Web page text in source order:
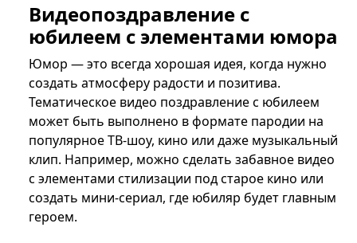
Видеопоздравление с
юбилеем с элементами юмора
Юмор — это всегда хорошая идея, когда нужно
создать атмосферу радости и позитива.
Тематическое видео поздравление с юбилеем
может быть выполнено в формате пародии на
популярное ТВ-шоу, кино или даже музыкальный
клип. Например, можно сделать забавное видео
с элементами стилизации под старое кино или
создать мини-сериал, где юбиляр будет главным
героем.